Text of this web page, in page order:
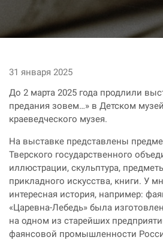
31 января 2025
До 2 марта 2025 года продлили
предания зовем…» в Детском
краеведческого музея.
На выставке представлены
Тверского государственного
иллюстрации, скульптура,
прикладного искусства, книги. У
интересная история, например:
«Царевна-Лебедь» была
на одном из старейших
фаянсовой промышленности